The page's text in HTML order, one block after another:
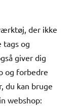
der ikke
og
giver dig
og forbedre
du kan bruge
webshop: